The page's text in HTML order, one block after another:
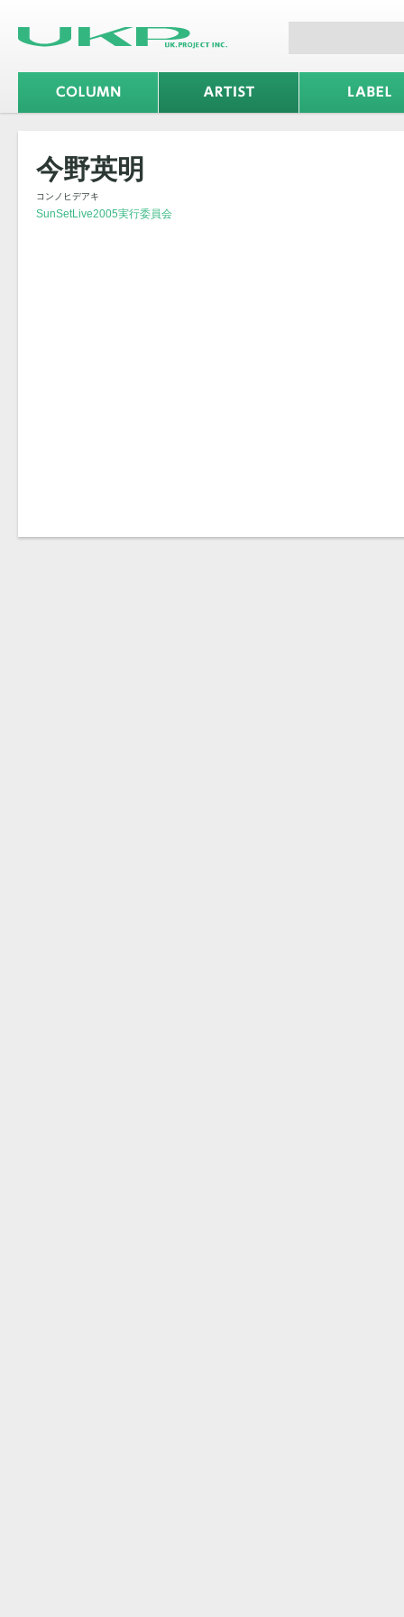
今野英明
コンノヒデアキ
SunSetLive2005実行委員会